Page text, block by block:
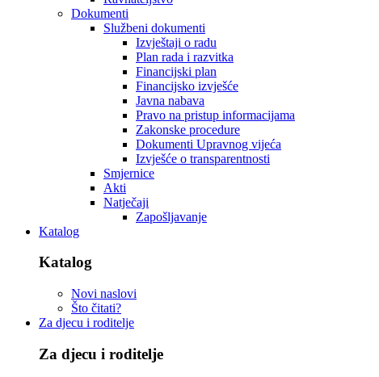
Dokumenti
Službeni dokumenti
Izvještaji o radu
Plan rada i razvitka
Financijski plan
Financijsko izvješće
Javna nabava
Pravo na pristup informacijama
Zakonske procedure
Dokumenti Upravnog vijeća
Izvješće o transparentnosti
Smjernice
Akti
Natječaji
Zapošljavanje
Katalog
Katalog
Novi naslovi
Što čitati?
Za djecu i roditelje
Za djecu i roditelje